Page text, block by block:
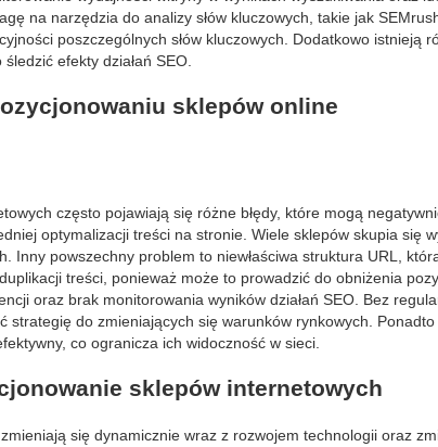
na narzędzia do analizy słów kluczowych, takie jak
poszczególnych słów kluczowych. Dodatkowo istnieją
efekty działań SEO.
sklepów online
często pojawiają się różne błędy, które mogą
optymalizacji treści na stronie. Wiele sklepów skupia się
Inny powszechny problem to niewłaściwa struktura URL,
treści, ponieważ może to prowadzić do obniżenia
oraz brak monitorowania wyników działań SEO. Bez
strategię do zmieniających się warunków rynkowych.
co ogranicza ich widoczność w sieci.
sklepów internetowych
się dynamicznie wraz z rozwojem technologii oraz